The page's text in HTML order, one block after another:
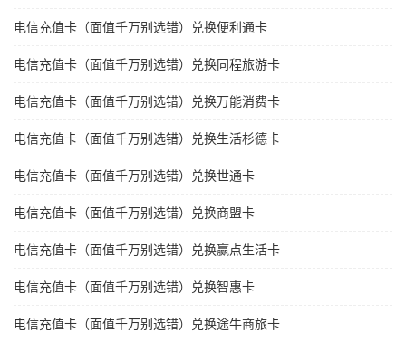
电信充值卡（面值千万别选错）兑换便利通卡
电信充值卡（面值千万别选错）兑换同程旅游卡
电信充值卡（面值千万别选错）兑换万能消费卡
电信充值卡（面值千万别选错）兑换生活杉德卡
电信充值卡（面值千万别选错）兑换世通卡
电信充值卡（面值千万别选错）兑换商盟卡
电信充值卡（面值千万别选错）兑换赢点生活卡
电信充值卡（面值千万别选错）兑换智惠卡
电信充值卡（面值千万别选错）兑换途牛商旅卡